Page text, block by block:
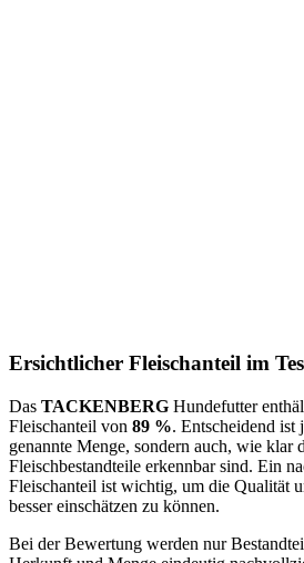
Ersichtlicher Fleischanteil im
Das TACKENBERG Hundefutter
Fleischanteil von 89 %. Entscheidend ist
genannte Menge, sondern auch, wie klar
Fleischbestandteile erkennbar sind. Ein
Fleischanteil ist wichtig, um die Qualität
besser einschätzen zu können.
Bei der Bewertung werden nur